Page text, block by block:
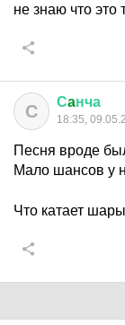
не знаю что это
С Сaнча
18:35,
Песня вроде
Мало шансов у
Что катает